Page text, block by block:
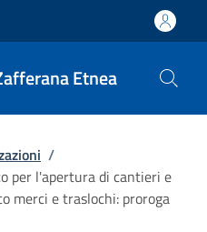
Etnea
/
per l'apertura di cantieri e
merci e traslochi: proroga